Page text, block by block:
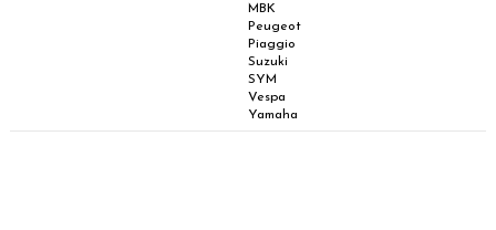
MBK
Peugeot
Piaggio
Suzuki
SYM
Vespa
Yamaha